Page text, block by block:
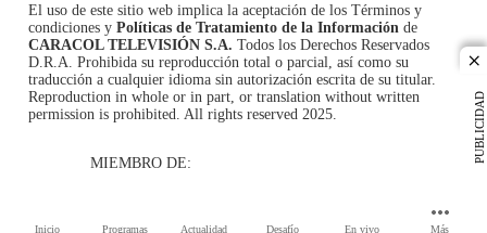
Inicio Programas Actualidad Desafío En vivo Más
PUBLICIDAD
El uso de este sitio web implica la aceptación de los Términos y
condiciones y Políticas de Tratamiento de la Información de
CARACOL TELEVISIÓN S.A. Todos los Derechos Reservados
D.R.A. Prohibida su reproducción total o parcial, así como su
traducción a cualquier idioma sin autorización escrita de su titular.
Reproduction in whole or in part, or translation without written
permission is prohibited. All rights reserved 2025.
MIEMBRO DE: